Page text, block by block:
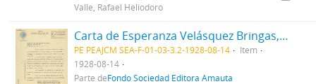
Valle, Rafael Heliodoro
Carta de Esperanza Velásquez Bringas, 14/8/1928
PE PEAJCM SEA-F-01-03-3.2-1928-08-14
Item
1928-08-14
Parte deFondo Sociedad Editora Amauta